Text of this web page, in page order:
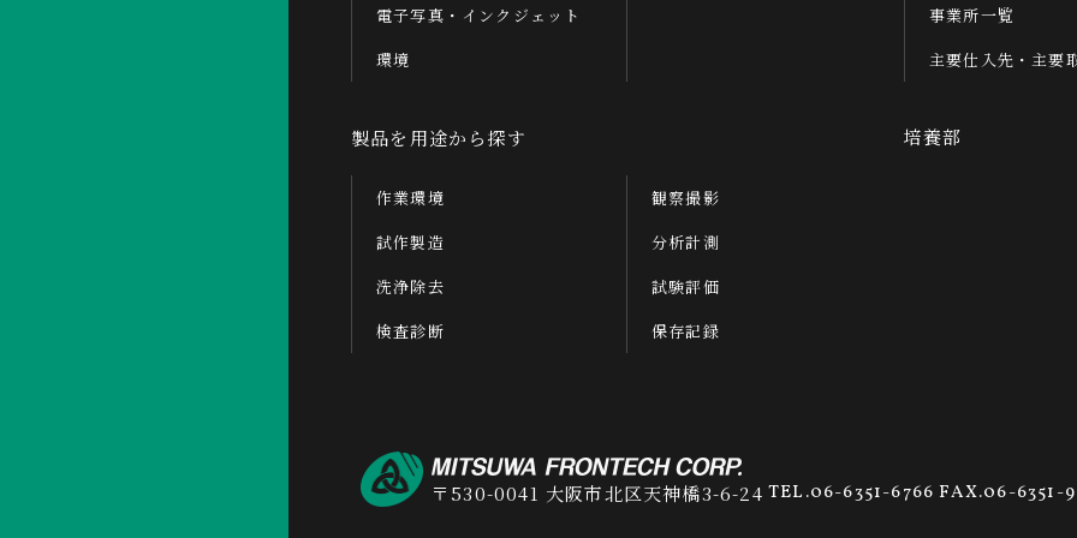
電子写真・インクジェット
環境
製品を用途から探す
作業環境
試作製造
洗浄除去
検査診断
観察撮影
分析計測
試験評価
保存記録
事業所一覧
主要仕入先・主要
培養部
〒530-0041 大阪市北区天神橋3-6-24 TEL.06-6351-6766 FAX.06-6351-